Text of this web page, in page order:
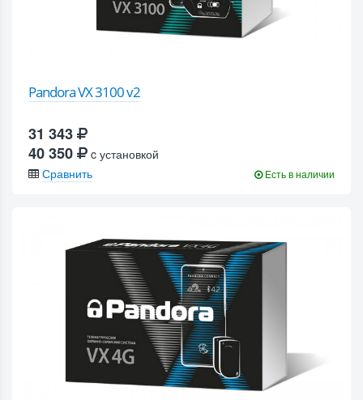
Pandora VX 3100 v2
31 343
40 350
c установкой
Сравнить
Есть в наличии